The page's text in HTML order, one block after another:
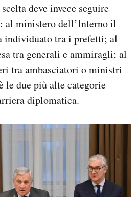
deve invece seguire
al ministero dell’Interno il
individuato tra i prefetti; al
tra generali e ammiragli; al
tra ambasciatori o ministri
le due più alte categorie
diplomatica.